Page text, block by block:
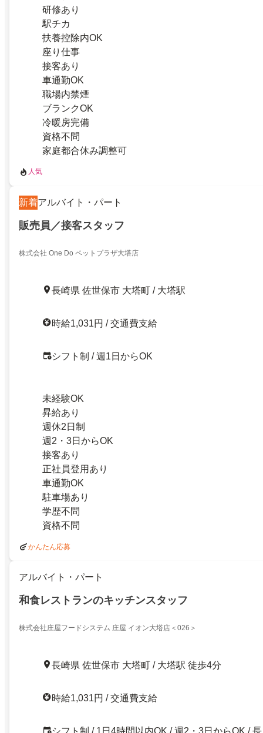
研修あり
駅チカ
扶養控除内OK
座り仕事
接客あり
車通勤OK
職場内禁煙
ブランクOK
冷暖房完備
資格不問
家庭都合休み調整可
人気
新着アルバイト・パート
販売員／接客スタッフ
株式会社 One Do ペットプラザ大塔店
長崎県 佐世保市 大塔町 / 大塔駅
時給1,031円 / 交通費支給
シフト制 / 週1日からOK
未経験OK
昇給あり
週休2日制
週2・3日からOK
接客あり
正社員登用あり
車通勤OK
駐車場あり
学歴不問
資格不問
かんたん応募
アルバイト・パート
和食レストランのキッチンスタッフ
株式会社庄屋フードシステム 庄屋 イオン大塔店＜026＞
長崎県 佐世保市 大塔町 / 大塔駅 徒歩4分
時給1,031円 / 交通費支給
シフト制 / 1日4時間以内OK / 週2・3日からOK / 長